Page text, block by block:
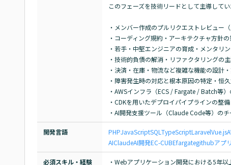
このフェーズを技術リードとして主導してい
・メンバー作成のプルリクエストレビュー
・コーディング規約・アーキテクチャ方針
・若手・中堅エンジニアの育成・メンタリ
・技術的負債の解消・リファクタリングの
・決済・在庫・物流など複雑な機能の設計
・障害発生時の対応と根本原因の特定・恒
・AWSインフラ（ECS / Fargate / Batch等
・CDKを用いたデプロイパイプラインの整備
・AI開発支援ツール（Claude Code等）の
開発言語 PHPJavaScriptSQL TypeScriptLaravelVue.js
AIClaudeAI開発EC-CUBEfargategithubアプ
必須スキル・経験
・Webアプリケーション開発における5年以